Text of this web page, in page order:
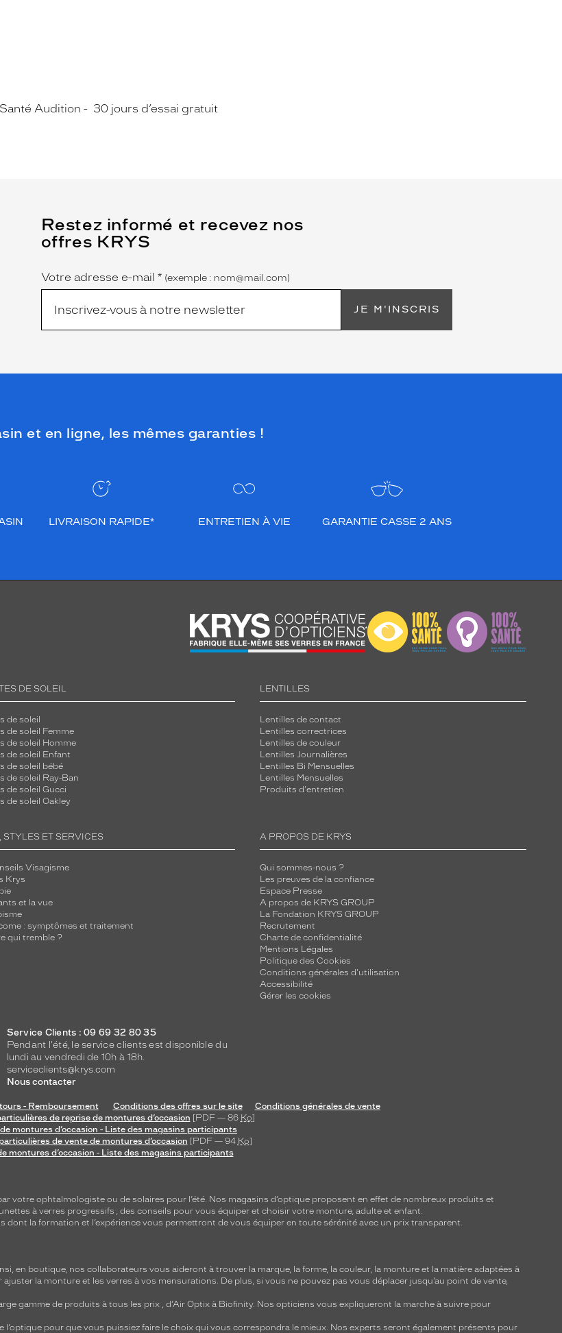
Audition 30 jours d’essai gratuit
Restez informé et recevez nos
offres KRYS
Name
Votre adresse e-mail *
(Ce
champ
est
obligatoire)
(exemple : nom@mail.com)
JE M'INSCRIS
et en ligne, les mêmes garanties !
LIVRAISON RAPIDE* ENTRETIEN À VIE GARANTIE CASSE 2 ANS
DE SOLEIL
de soleil
de soleil Femme
de soleil Homme
de soleil Enfant
de soleil bébé
de soleil Ray-Ban
de soleil Gucci
de soleil Oakley
LENTILLES
Lentilles de contact
Lentilles correctrices
Lentilles de couleur
Lentilles Journalières
Lentilles Bi Mensuelles
Lentilles Mensuelles
Produits d'entretien
STYLES ET SERVICES
Visagisme
Krys
et la vue
: symptômes et traitement
qui tremble ?
A PROPOS DE KRYS
Qui sommes-nous ?
Les preuves de la confiance
Espace Presse
A propos de KRYS GROUP
La Fondation KRYS GROUP
Recrutement
Charte de confidentialité
Mentions Légales
Politique des Cookies
Conditions générales d'utilisation
Accessibilité
Gérer les cookies
Service Clients : 09 69 32 80 35
Pendant l'été, le service clients est disponible du
lundi au vendredi de 10h à 18h.
serviceclients@krys.com
Nous contacter
- Remboursement Conditions des offres sur le site
Conditions générales de vente
de reprise de montures d’occasion [PDF — 86 Ko]
montures d’occasion - Liste des magasins participants
de vente de montures d’occasion [PDF — 94 Ko]
montures d’occasion - Liste des magasins participants
votre ophtalmologiste ou de solaires pour l’été. Nos magasins d’optique proposent en effet de nombreux produits et
à verres progressifs ; des conseils pour vous équiper et choisir votre monture, adulte et enfant.
dont la formation et l’expérience vous permettront de vous équiper en toute sérénité avec un prix transparent.
en boutique, nos collaborateurs vous aideront à trouver la marque, la forme, la couleur, la monture et la matière adaptées à
la monture et les verres à vos mensurations. De plus, si vous ne pouvez pas vous déplacer jusqu’au point de vente,
gamme de produits à tous les prix , d’Air Optix à Biofinity. Nos opticiens vous expliqueront la marche à suivre pour
pour que vous puissiez faire le choix qui vous correspondra le mieux. Nos experts seront également présents pour